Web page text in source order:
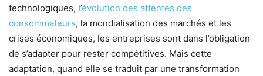
technologiques, l’évolution des attentes des
consommateurs, la mondialisation des marchés et les
crises économiques, les entreprises sont dans l’obligation
de s’adapter pour rester compétitives. Mais cette
adaptation, quand elle se traduit par une transformation